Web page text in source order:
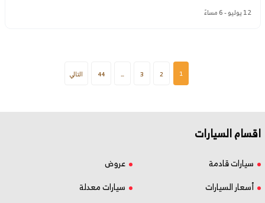
12 يوليو - 6 مساءً
1
2
3
…
44 التالي
اقسام السيارات
سيارات قادمة
عروض
أسعار السيارات
سيارات معدلة